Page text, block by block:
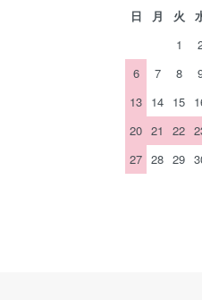
日 月 火
1
6
7 8
13 14 15
20 21 22
27 28 29